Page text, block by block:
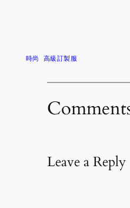
時尚 高級訂製服
Leave a Reply